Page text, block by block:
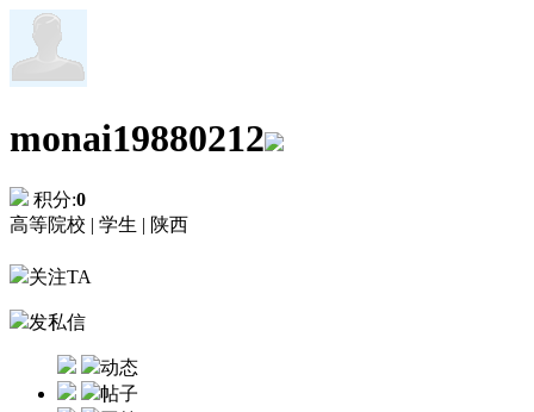
monai19880212
积分:0
高等院校 | 学生 | 陕西
关注TA
发私信
动态
帖子